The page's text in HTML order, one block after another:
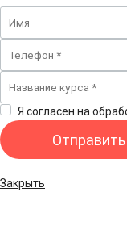
Я согласен на
Закрыть